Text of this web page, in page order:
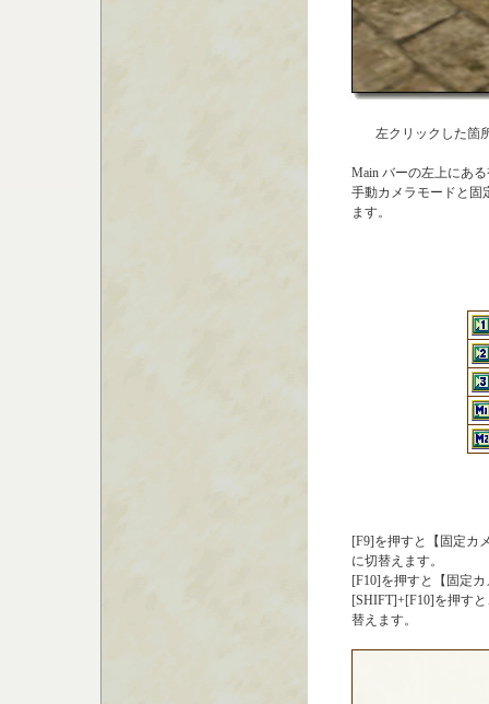
左クリックした箇
Main バーの左上にあ
手動カメラモードと固
ます。
[F9]を押すと【固定カ
に切替えます。
[F10]を押すと【固定
[SHIFT]+[F10]を押す
替えます。